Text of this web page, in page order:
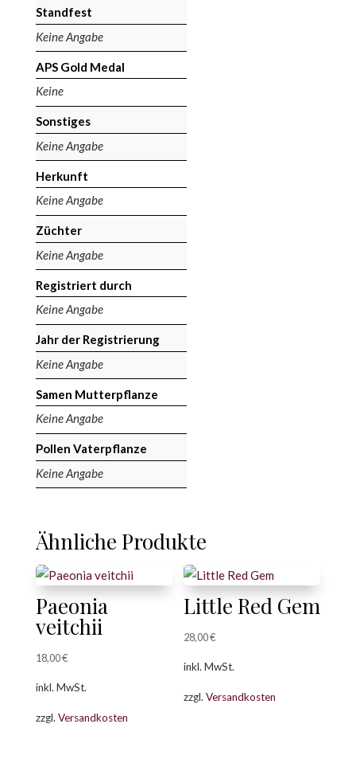
Standfest
Keine Angabe
APS Gold Medal
Keine
Sonstiges
Keine Angabe
Herkunft
Keine Angabe
Züchter
Keine Angabe
Registriert durch
Keine Angabe
Jahr der Registrierung
Keine Angabe
Samen Mutterpflanze
Keine Angabe
Pollen Vaterpflanze
Keine Angabe
Ähnliche Produkte
Paeonia
veitchii
18,00€
inkl. MwSt.
zzgl. Versandkosten
Little Red Gem
28,00€
inkl. MwSt.
zzgl.Versandkosten